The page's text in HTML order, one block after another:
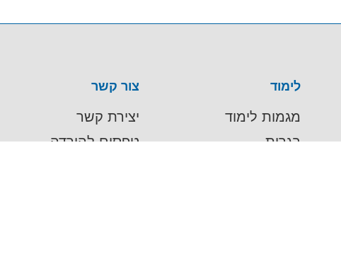
לימוד
מגמות לימוד
בגרות
צור קשר
יצירת קשר
טפסים להורדה